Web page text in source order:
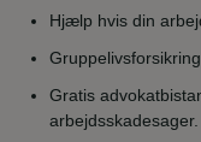
Hjælp hvis din
Gruppelivsforsikring.
Gratis
arbejdsskadesager.